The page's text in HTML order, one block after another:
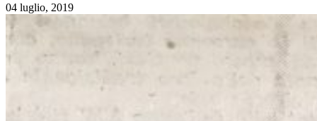
04 luglio, 2019